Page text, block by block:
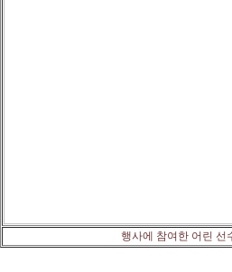
행사에 참여한 어린 선